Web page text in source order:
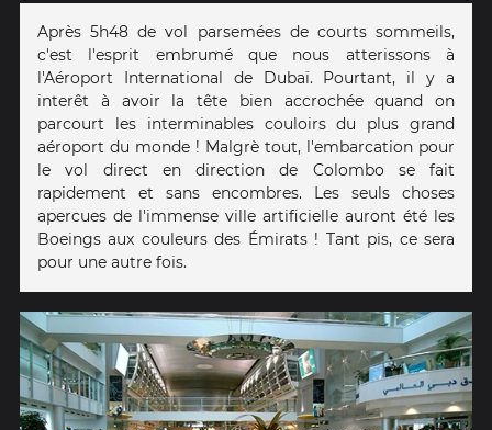
Après 5h48 de vol parsemées de courts sommeils,
c'est l'esprit embrumé que nous atterissons à
l'Aéroport International de Dubaï. Pourtant, il y a
interêt à avoir la tête bien accrochée quand on
parcourt les interminables couloirs du plus grand
aéroport du monde ! Malgrè tout, l'embarcation pour
le vol direct en direction de Colombo se fait
rapidement et sans encombres. Les seuls choses
apercues de l'immense ville artificielle auront été les
Boeings aux couleurs des Émirats ! Tant pis, ce sera
pour une autre fois.